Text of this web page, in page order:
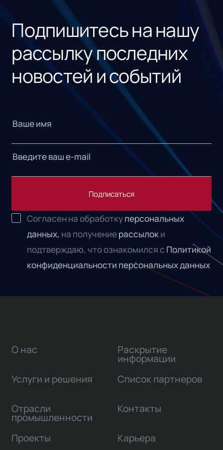
Подпишитесь на нашу
рассылку последних
новостей и событий
Подписаться
Согласен на обработкуперсональных
данных, на получениерассылоки
подтверждаю, что ознакомился с Политикой
конфиденциальности персональных данных
О нас
Услуги и решения
Отрасли
промышленности
Проекты
Раскрытие
информации
Список партнеров
Контакты
Карьера